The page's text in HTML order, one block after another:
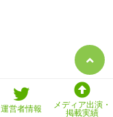
運営者情報
メディア出演・
掲載実績